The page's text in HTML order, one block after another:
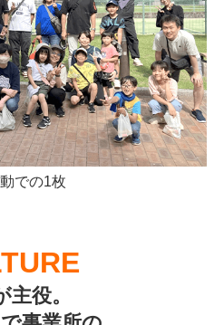
での1枚
主役。